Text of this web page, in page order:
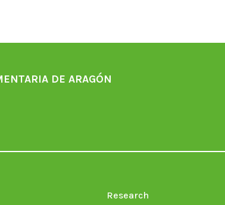
DE ARAGÓN
Research